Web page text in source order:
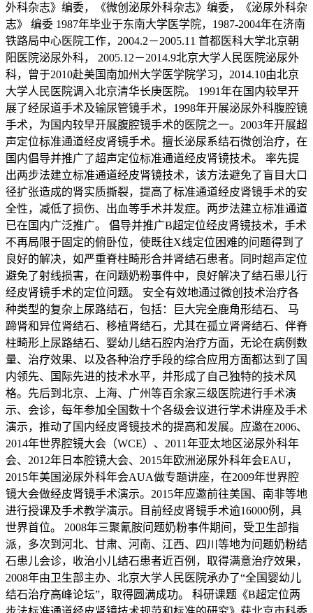
外科杂志》编委，《微创泌尿外科杂志》编委，《泌尿外科杂
志》 编委 1987年毕业于东南大学医学院，1987-2004年在济南
铁路局中心医院工作，2004.2－2005.11 首都医科大学北京朝
阳医院泌尿外科， 2005.12－2014.9北京大学人民医院泌尿外
科，曾于2010赴美国南加州大学医学院学习，2014.10由北京
大学人民医院调入北京清华长庚医院。 1991年在国内较早开
展了经尿道手术及输尿管镜手术，1998年开展泌尿外科腹腔镜
手术，为国内较早开展腹腔镜手术的医院之一。2003年开展超
声定位标准通道经皮肾镜手术。擅长泌尿系结石微创治疗，在
国内倡导并推广了超声定位标准通道经皮肾镜技术。 率先提
出两步法建立标准通道经皮肾镜技术，该方法避免了盲目大口
径扩张造成的肾实质撕裂，提高了标准通道经皮肾镜手术的安
全性，减低了损伤、出血等手术并发症。两步法建立标准通道
已在国内广泛推广。 倡导并推广B超定位经皮肾镜技术，手术
不再局限于固定的俯卧位，使既往X线定位困难的问题得到了
良好的解决，如严重脊柱畸形合并肾结石患者。同时超声定位
避免了射线损害，在问题奶粉事件中，良好解决了结石患儿行
经皮肾镜手术的定位问题。 安全有效地通过微创技术治疗各
种类型的复杂上尿路结石，包括：巨大完全鹿角形结石、 马
蹄肾和异位肾结石、移植肾结石，尤其在孤立肾肾结石、伴脊
柱畸形上尿路结石、婴幼儿结石腔内治疗方面，无论在病例数
量、治疗效果、以及各种治疗手段的综合应用方面都达到了国
内领先、国际先进的技术水平，并形成了自己独特的技术风
格。先后到北京、上海、广州等百余家三级医院进行手术演
示、会诊，每年参加全国数十个各级会议进行学术讲座及手术
演示，推动了国内经皮肾镜技术的提高和发展。应邀在2006、
2014年世界腔镜大会（WCE）、2011年亚太地区泌尿外科年
会、2012年日本腔镜大会、2015年欧洲泌尿外科年会EAU，
2015年美国泌尿外科年会AUA做专题讲座，在2009年世界腔
镜大会做经皮肾镜手术演示。2015年应邀前往美国、南非等地
进行授课及手术教学演示。目前经皮肾镜手术逾16000例，具
世界首位。 2008年三聚氰胺问题奶粉事件期间，受卫生部指
派，多次到河北、甘肃、河南、江西、四川等地为问题奶粉结
石患儿会诊，收治小儿结石患者近百例，取得满意治疗效果，
2008年由卫生部主办、北京大学人民医院承办了“全国婴幼儿
结石治疗高峰论坛”，取得圆满成功。 科研课题《B超定位两